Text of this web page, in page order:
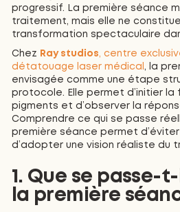
progressif. La première séance
traitement, mais elle ne
transformation spectaculaire
Chez Ray studios, centre
détatouage laser médical , la
envisagée comme une étape
protocole. Elle permet d’initier
pigments et d’observer la
Comprendre ce qui se passe
première séance permet
d’adopter une vision réaliste du
1. Que se passe-
la première